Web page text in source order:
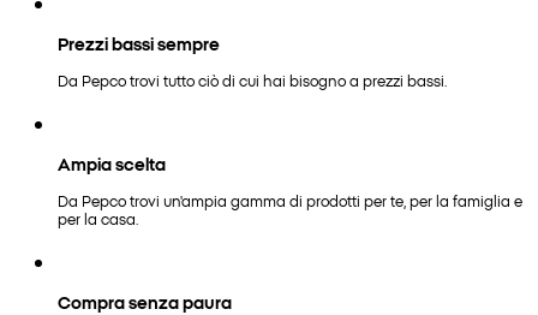
Prezzi bassi sempre
Da Pepco trovi tutto ciò di cui hai bisogno a prezzi bassi.
Ampia scelta
Da Pepco trovi un'ampia gamma di prodotti per te, per la famiglia e
per la casa.
Compra senza paura